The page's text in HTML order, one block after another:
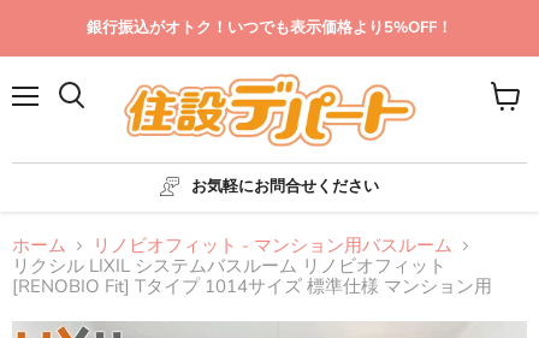
銀行振込がオトク！いつでも表示価格より5%OFF！
お気軽にお問合せください
カ
ト
ホーム
リノビオフィット - マンション用バスルーム
リクシル LIXIL システムバスルーム リノビオフィット
[RENOBIO Fit] Tタイプ 1014サイズ 標準仕様 マンション用